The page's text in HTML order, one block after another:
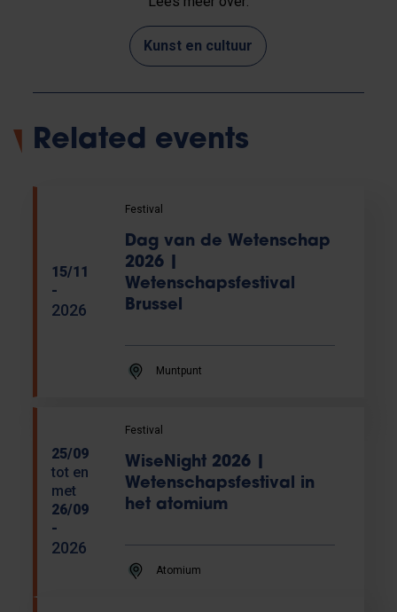
Kunst en cultuur
Related events
15/11
-
2026
Festival
Dag van de Wetenschap
2026 |
Wetenschapsfestival
Brussel
Muntpunt
25/09
tot en
met
26/09
-
2026
Festival
WiseNight 2026 |
Wetenschapsfestival in
het atomium
Atomium